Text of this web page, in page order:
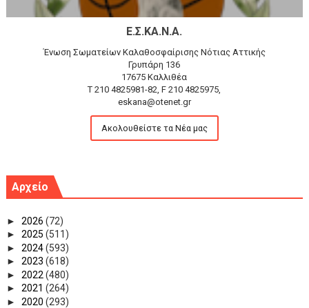
Ε.Σ.ΚΑ.Ν.Α.
Ένωση Σωματείων Καλαθοσφαίρισης Νότιας Αττικής
Γρυπάρη 136
17675 Καλλιθέα
T 210 4825981-82, F 210 4825975,
eskana@otenet.gr
Ακολουθείστε τα Νέα μας
Αρχείο
► 2026 (72)
► 2025 (511)
► 2024(593)
► 2023 (618)
► 2022 (480)
► 2021 (264)
► 2020 (293)